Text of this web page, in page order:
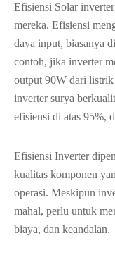
Efisiensi Solar
mereka. Efisiensi
daya input, biasanya
contoh, jika inverter
output 90W dari
inverter surya
efisiensi di atas 95%,
Efisiensi Inverter
kualitas komponen
operasi. Meskipun
mahal, perlu untuk
biaya, dan keandalan.